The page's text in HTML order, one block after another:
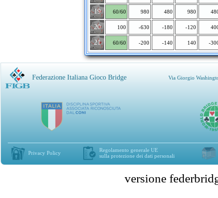
19 60/60 980 480 980
20 100 -630 -180 -120
21 60/60 -200 -140 140 -
Federazione Italiana Gioco Bridge Via Giorgio
Privacy Policy
Regolamento generale UE
sulla protezione dei dati personali
versione